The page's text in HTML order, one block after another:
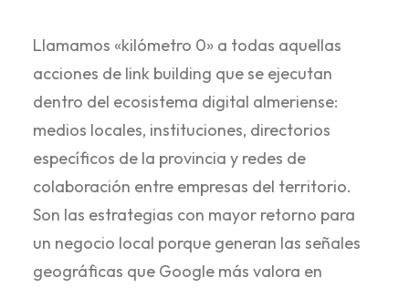
Llamamos «kilómetro 0» a todas aquellas
acciones de link building que se ejecutan
dentro del ecosistema digital almeriense:
medios locales, instituciones, directorios
específicos de la provincia y redes de
colaboración entre empresas del territorio.
Son las estrategias con mayor retorno para
un negocio local porque generan las señales
geográficas que Google más valora en